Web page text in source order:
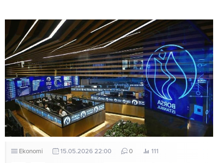
Ekonomi 15.05.2026 22:00 0 111